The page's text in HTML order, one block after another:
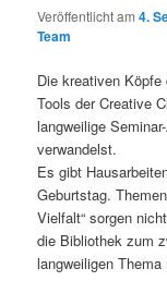
Veröffentlicht am4.
Team
Die kreativen
Tools der Creative
langweilige
verwandelst.
Es gibt
Geburtstag.
Vielfalt“ sorgen
die Bibliothek zum
langweiligen